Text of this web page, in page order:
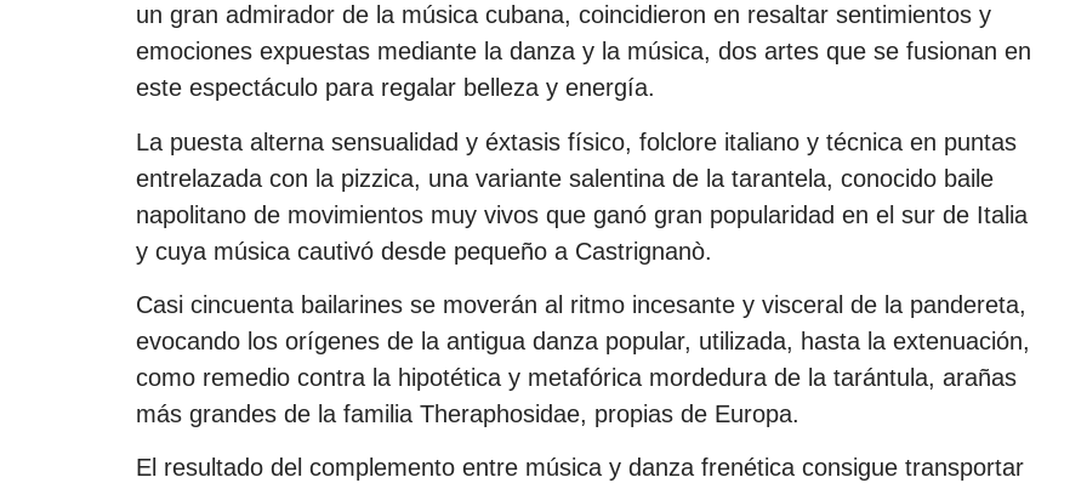
un gran admirador de la música cubana, coincidieron en resaltar sentimientos y
emociones expuestas mediante la danza y la música, dos artes que se fusionan en
este espectáculo para regalar belleza y energía.
La puesta alterna sensualidad y éxtasis físico, folclore italiano y técnica en puntas
entrelazada con la pizzica, una variante salentina de la tarantela, conocido baile
napolitano de movimientos muy vivos que ganó gran popularidad en el sur de Italia
y cuya música cautivó desde pequeño a Castrignanò.
Casi cincuenta bailarines se moverán al ritmo incesante y visceral de la pandereta,
evocando los orígenes de la antigua danza popular, utilizada, hasta la extenuación,
como remedio contra la hipotética y metafórica mordedura de la tarántula, arañas
más grandes de la familia Theraphosidae, propias de Europa.
El resultado del complemento entre música y danza frenética consigue transportar